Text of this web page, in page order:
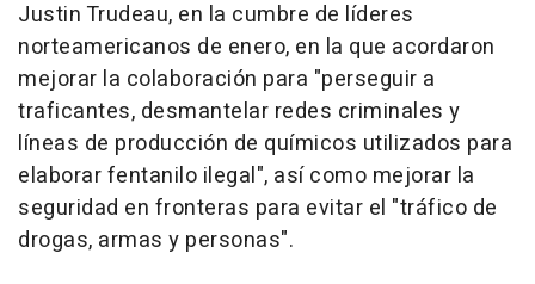
Justin Trudeau, en la cumbre de líderes
norteamericanos de enero, en la que acordaron
mejorar la colaboración para "perseguir a
traficantes, desmantelar redes criminales y
líneas de producción de químicos utilizados para
elaborar fentanilo ilegal", así como mejorar la
seguridad en fronteras para evitar el "tráfico de
drogas, armas y personas".